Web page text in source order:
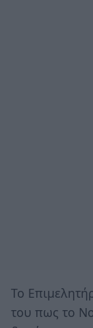
Το
του πως το